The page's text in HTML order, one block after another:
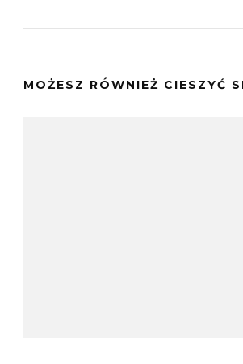
MOŻESZ RÓWNIEŻ CIESZYĆ